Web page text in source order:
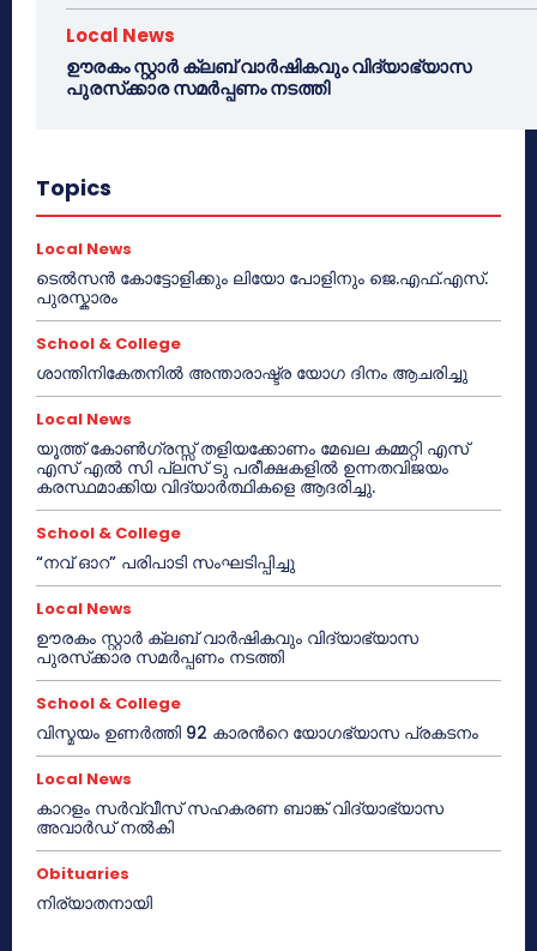
Local News
ഊരകം സ്റ്റാർ ക്ലബ് വാർഷികവും വിദ്യാഭ്യാസ
പുരസ്‌ക്കാര സമർപ്പണം നടത്തി
Topics
Local News
ടെൽസൻ കോട്ടോളിക്കും ലിയോ പോളിനും ജെ.എഫ്.എസ്.
പുരസ്കാരം
School & College
ശാന്തിനികേതനിൽ അന്താരാഷ്ട്ര യോഗ ദിനം ആചരിച്ചു
Local News
യൂത്ത് കോൺഗ്രസ്സ് തളിയക്കോണം മേഖല കമ്മറ്റി എസ്
എസ് എൽ സി പ്ലസ് ടു പരീക്ഷകളിൽ ഉന്നതവിജയം
കരസ്ഥമാക്കിയ വിദ്യാർത്ഥികളെ ആദരിച്ചു.
School & College
“നവ് ഓറ” പരിപാടി സംഘടിപ്പിച്ചു
Local News
ഊരകം സ്റ്റാർ ക്ലബ് വാർഷികവും വിദ്യാഭ്യാസ
പുരസ്‌ക്കാര സമർപ്പണം നടത്തി
School & College
വിസ്മയം ഉണർത്തി 92 കാരൻറെ യോഗഭ്യാസ പ്രകടനം
Local News
കാറളം സർവ്വീസ് സഹകരണ ബാങ്ക് വിദ്യാഭ്യാസ
അവാർഡ് നൽകി
Obituaries
നിര്യാതനായി